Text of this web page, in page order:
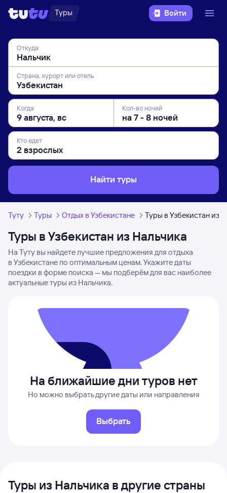
Туры Войти
Откуда
Страна, курорт или отель
Когда Кол-во ночей
Кто едет
Найти туры
Туту Туры Отдых в Узбекистане Туры в Узбекистан из
Туры в Узбекистан из Нальчика
На Туту вы найдете лучшие предложения для отдыха
в Узбекистане по оптимальным ценам. Укажите даты
поездки в форме поиска — мы подберём для вас наиболее
актуальные туры из Нальчика.
На ближайшие дни туров нет
Но можно выбрать другие даты или направления
Выбрать
Туры из Нальчика в другие страны